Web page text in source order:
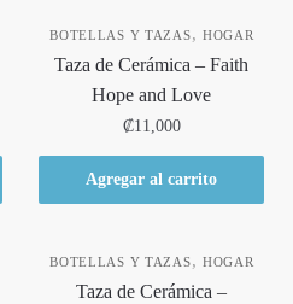
BOTELLAS Y TAZAS, HOGAR
Taza de Cerámica – Faith
Hope and Love
₡11,000
Agregar al carrito
BOTELLAS Y TAZAS, HOGAR
Taza de Cerámica –